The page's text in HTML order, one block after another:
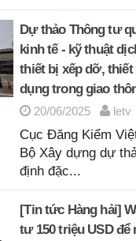
Dự thảo Thông tư
kinh tế - kỹ thuật
thiết bị xếp dỡ,
dụng trong giao
20/06/2025 letv
Cục Đăng Kiểm
Bộ Xây dựng dự
định đặc...
[Tin tức Hàng hải]
tư 150 triệu USD để